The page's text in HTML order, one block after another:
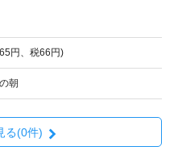
円、税66円)
朝
る(0件)